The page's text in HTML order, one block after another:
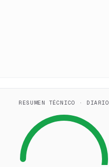
RESUMEN TÉCNICO · DIARIO